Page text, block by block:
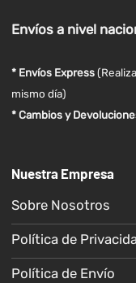
Envíosa nivel
* Envíos Express
mismo día)
* Cambios y
Nuestra Empresa
Sobre Nosotros
Política de
Política de Envío